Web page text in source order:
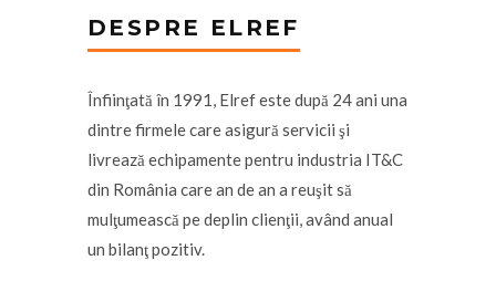
DESPRE ELREF
Înfiinţată în 1991, Elref este după 24 ani una
dintre firmele care asigură servicii şi
livrează echipamente pentru industria IT&C
din România care an de an a reuşit să
mulţumească pe deplin clienţii, având anual
un bilanţ pozitiv.